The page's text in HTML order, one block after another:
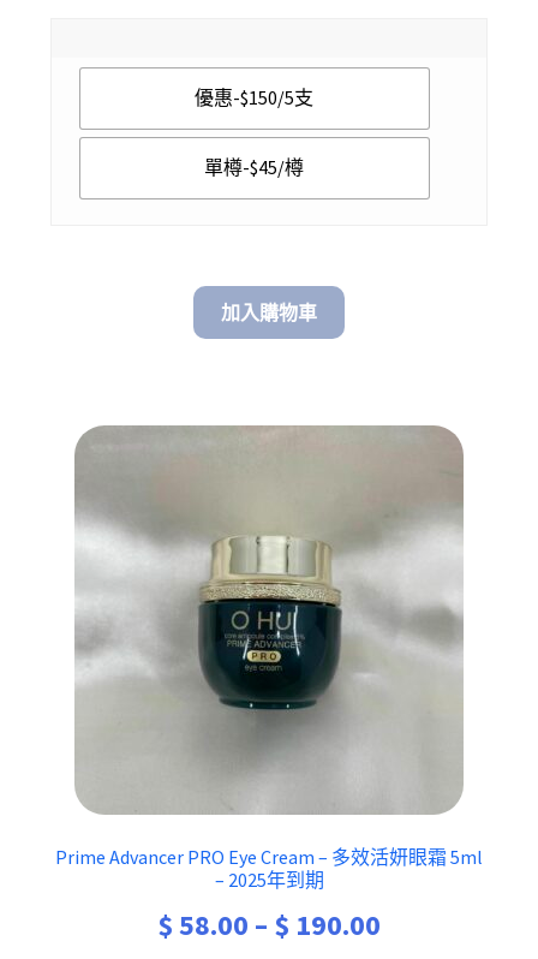
$ 45.00
優惠-$150/5支
單樽-$45/樽
加入購物車
Prime Advancer PRO Eye Cream – 多效活妍眼霜 5ml
– 2025年到期
$58.00 – $ 190.00